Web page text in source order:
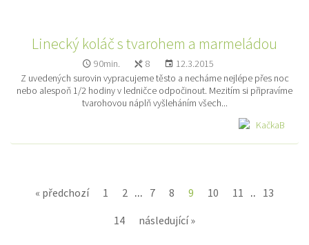
KačkaB
Linecký koláč s tvarohem a marmeládou
90min. 8
12.3.2015
Z uvedených surovin vypracujeme těsto a necháme nejlépe přes noc
nebo alespoň 1/2 hodiny v ledničce odpočinout. Mezitím si připravíme
tvarohovou náplň vyšleháním všech...
« předchozí 1 2 ... 7 8 9 10 11 .. 13
14
následující »